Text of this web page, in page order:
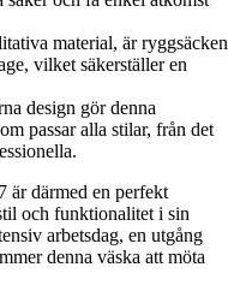
material, är ryggsäcken
vilket säkerställer en
design gör denna
passar alla stilar, från det
är därmed en perfekt
och funktionalitet i sin
arbetsdag, en utgång
denna väska att möta